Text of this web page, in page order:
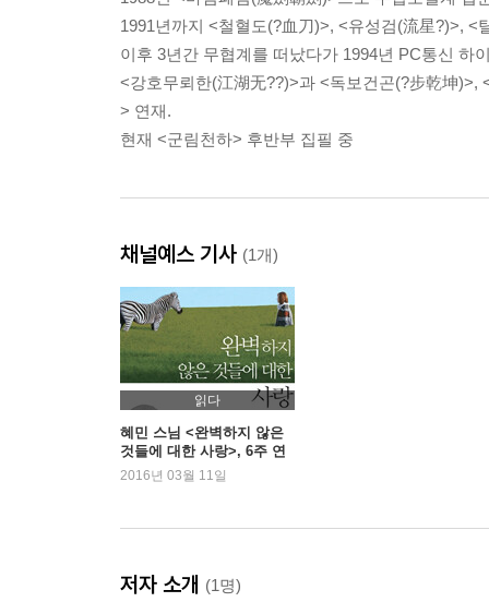
1991년까지 <철혈도(?血刀)>, <유성검(流星?)>,
이후 3년간 무협계를 떠났다가 1994년 PC통신 하
<강호무뢰한(江湖无??)>과 <독보건곤(?步乾坤
> 연재.
현재 <군림천하> 후반부 집필 중
채널예스 기사 (1개)
읽다
혜민 스님 <완벽하지 않은
것들에 대한 사랑>, 6주 연
속 1위
2016년 03월 11일
저자 소개 (1명)